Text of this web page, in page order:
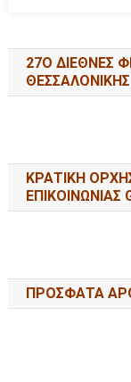
27Ο ΔΙΕΘΝΕΣ
ΘΕΣΣΑΛΟΝΙΚΗΣ
ΚΡΑΤΙΚΗ
ΕΠΙΚΟΙΝΩΝΙΑΣ
ΠΡΟΣΦΑΤΑ